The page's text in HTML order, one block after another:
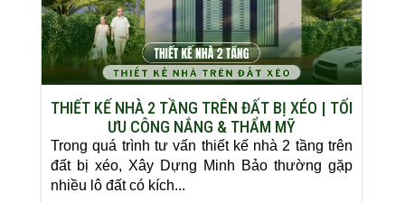
THIẾT KẾ NHÀ 2 TẦNG TRÊN ĐẤT BỊ XÉO | TỐI
ƯU CÔNG NẮNG & THẨM MỸ
Trong quá trình tư vấn thiết kế nhà 2 tầng trên
đất bị xéo, Xây Dựng Minh Bảo thường gặp
nhiều lô đất có kích...